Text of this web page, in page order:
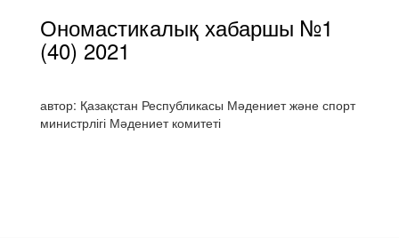
Ономастикалық хабаршы №1
(40) 2021
автор: Қазақстан Республикасы Мәдениет және спорт
министрлігі Мәдениет комитеті